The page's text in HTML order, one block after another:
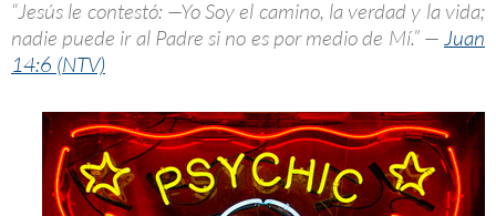
“Jesús le contestó: —Yo Soy el camino, la verdad y la vida;
nadie puede ir al Padre si no es por medio de Mí.” — Juan
14:6 (NTV)